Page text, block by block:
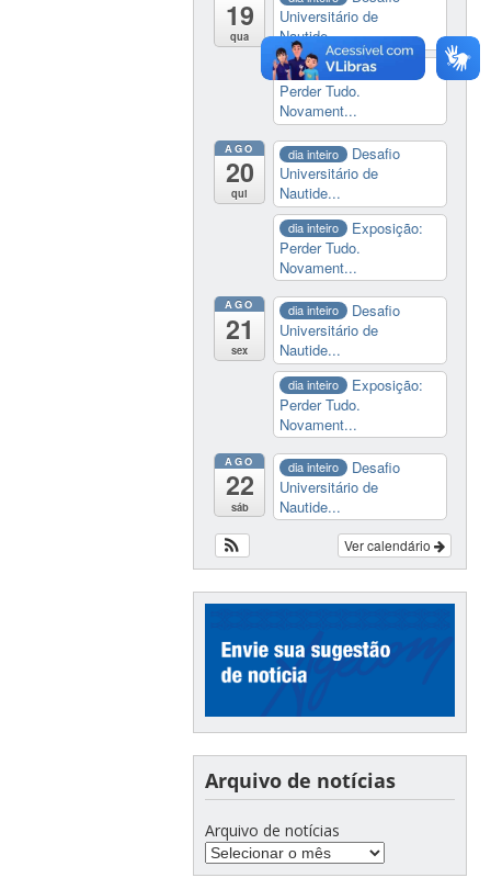
19
qua
Universitário de
Nautide...
dia inteiro
Exposição:
Perder Tudo.
Novament...
AGO
20
qui
dia inteiro
Desafio
Universitário de
Nautide...
dia inteiro
Exposição:
Perder Tudo.
Novament...
AGO
21
sex
dia inteiro
Desafio
Universitário de
Nautide...
dia inteiro
Exposição:
Perder Tudo.
Novament...
AGO
22
sáb
dia inteiro
Desafio
Universitário de
Nautide...
Ver calendário
Arquivo de notícias
Arquivo de notícias